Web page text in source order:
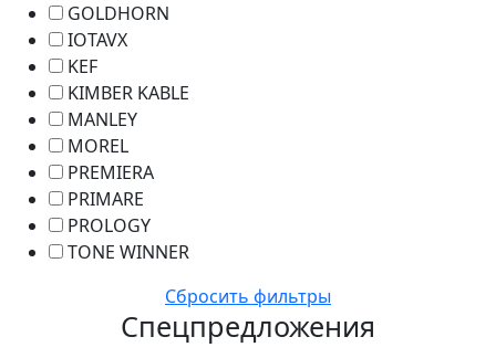
GOLDHORN
IOTAVX
KEF
KIMBER KABLE
MANLEY
MOREL
PREMIERA
PRIMARE
PROLOGY
TONE WINNER
Сбросить фильтры
Спецпредложения